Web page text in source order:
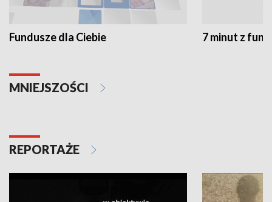
Fundusze dla Ciebie 7 minut z
MNIEJSZOŚCI
REPORTAŻE